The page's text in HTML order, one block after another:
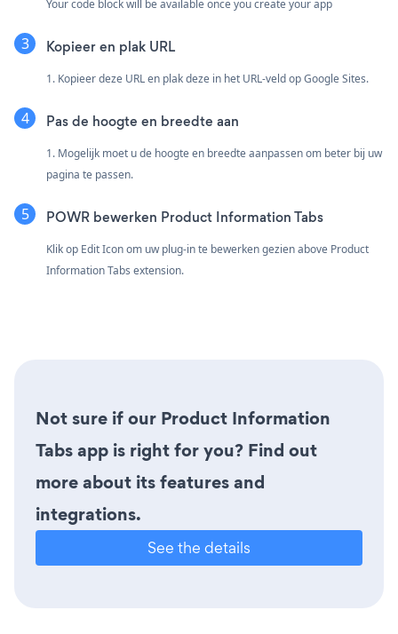
Your code block will be available once you create your app
Kopieer en plak URL
1. Kopieer deze URL en plak deze in het URL-veld op Google Sites.
Pas de hoogte en breedte aan
1. Mogelijk moet u de hoogte en breedte aanpassen om beter bij uw
pagina te passen.
POWR bewerken Product Information Tabs
Klik op Edit Icon om uw plug-in te bewerkengezien above Product
Information Tabs extension.
Not sure if our Product Information
Tabs app is right for you? Find out
more about its features and
integrations.
See the details